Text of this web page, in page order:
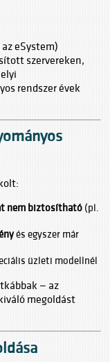
eSystem)
szervereken,
rendszer évek
nem biztosítható (pl.
és egyszer már
üzleti modellnél
— az
megoldást